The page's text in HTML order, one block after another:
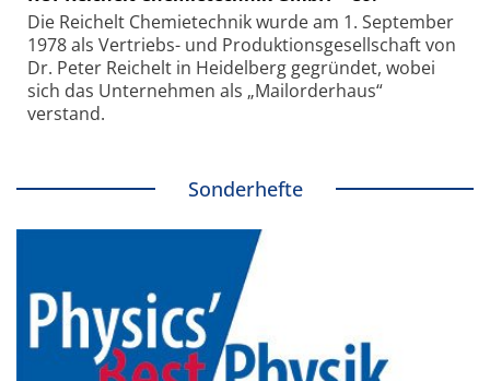
Die Reichelt Chemietechnik wurde am 1. September
1978 als Vertriebs- und Produktionsgesellschaft von
Dr. Peter Reichelt in Heidelberg gegründet, wobei
sich das Unternehmen als „Mailorderhaus“
verstand.
Sonderhefte